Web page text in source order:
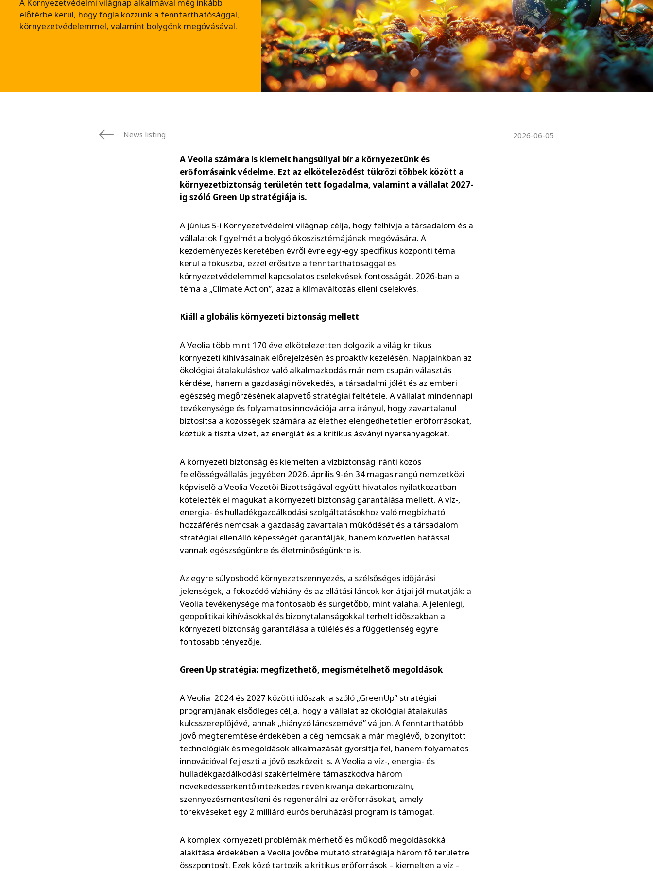
WATER TECHNOLOGIES
A Környezetvédelmi világnap alkalmával még inkább
előtérbe kerül, hogy foglalkozzunk a fenntarthatósággal,
környezetvédelemmel, valamint bolygónk megóvásával.
News listing 2026-06-05
A Veolia számára is kiemelt hangsúllyal bír a környezetünk és
erőforrásaink védelme. Ezt az elköteleződést tükrözi többek között a
környezetbiztonság területén tett fogadalma, valamint a vállalat 2027-
ig szóló Green Up stratégiája is.
A június 5-i Környezetvédelmi világnap célja, hogy felhívja a társadalom és a
vállalatok figyelmét a bolygó ökoszisztémájának megóvására. A
kezdeményezés keretében évről évre egy-egy specifikus központi téma
kerül a fókuszba, ezzel erősítve a fenntarthatósággal és
környezetvédelemmel kapcsolatos cselekvések fontosságát. 2026-ban a
téma a „Climate Action”, azaz a klímaváltozás elleni cselekvés.
Kiáll a globális környezeti biztonság mellett
A Veolia több mint 170 éve elkötelezetten dolgozik a világ kritikus
környezeti kihívásainak előrejelzésén és proaktív kezelésén. Napjainkban az
ökológiai átalakuláshoz való alkalmazkodás már nem csupán választás
kérdése, hanem a gazdasági növekedés, a társadalmi jólét és az emberi
egészség megőrzésének alapvető stratégiai feltétele. A vállalat mindennapi
tevékenysége és folyamatos innovációja arra irányul, hogy zavartalanul
biztosítsa a közösségek számára az élethez elengedhetetlen erőforrásokat,
köztük a tiszta vizet, az energiát és a kritikus ásványi nyersanyagokat.
A környezeti biztonság és kiemelten a vízbiztonság iránti közös
felelősségvállalás jegyében 2026. április 9-én 34 magas rangú nemzetközi
képviselő a Veolia Vezetői Bizottságával együtt hivatalos nyilatkozatban
kötelezték el magukat a környezeti biztonság garantálása mellett. A víz-,
energia- és hulladékgazdálkodási szolgáltatásokhoz való megbízható
hozzáférés nemcsak a gazdaság zavartalan működését és a társadalom
stratégiai ellenálló képességét garantálják, hanem közvetlen hatással
vannak egészségünkre és életminőségünkre is.
Az egyre súlyosbodó környezetszennyezés, a szélsőséges időjárási
jelenségek, a fokozódó vízhiány és az ellátási láncok korlátjai jól mutatják: a
Veolia tevékenysége ma fontosabb és sürgetőbb, mint valaha. A jelenlegi,
geopolitikai kihívásokkal és bizonytalanságokkal terhelt időszakban a
környezeti biztonság garantálása a túlélés és a függetlenség egyre
fontosabb tényezője.
Green Up stratégia: megfizethető, megismételhető megoldások
A Veolia 2024 és 2027 közötti időszakra szóló „GreenUp” stratégiai
programjának elsődleges célja, hogy a vállalat az ökológiai átalakulás
kulcsszereplőjévé, annak „hiányzó láncszemévé” váljon. A fenntarthatóbb
jövő megteremtése érdekében a cég nemcsak a már meglévő, bizonyított
technológiák és megoldások alkalmazását gyorsítja fel, hanem folyamatos
innovációval fejleszti a jövő eszközeit is. A Veolia a víz-, energia- és
hulladékgazdálkodási szakértelmére támaszkodva három
növekedésserkentő intézkedés révén kívánja dekarbonizálni,
szennyezésmentesíteni és regenerálni az erőforrásokat, amely
törekvéseket egy 2 milliárd eurós beruházási program is támogat.
A komplex környezeti problémák mérhető és működő megoldásokká
alakítása érdekében a Veolia jövőbe mutató stratégiája három fő területre
összpontosít. Ezek közé tartozik a kritikus erőforrások – kiemelten a víz –